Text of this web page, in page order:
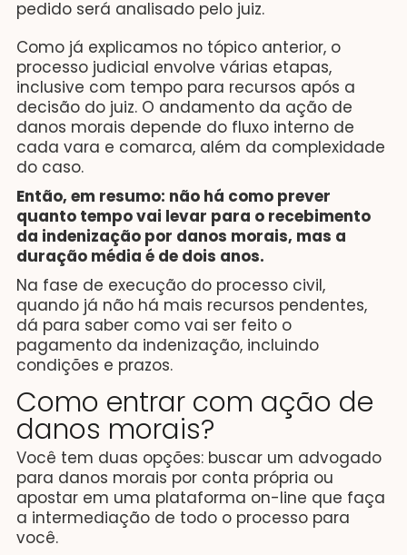
pedido será analisado pelo juiz.
Como já explicamos no tópico anterior, o
processo judicial envolve várias etapas,
inclusive com tempo para recursos após a
decisão do juiz. O andamento da ação de
danos morais depende do fluxo interno de
cada vara e comarca, além da complexidade
do caso.
Então, em resumo: não há como prever
quanto tempo vai levar para o recebimento
da indenização por danos morais, mas a
duração média é de dois anos.
Na fase de execução do processo civil,
quando já não há mais recursos pendentes,
dá para saber como vai ser feito o
pagamento da indenização, incluindo
condições e prazos.
Como entrar com ação de
danos morais?
Você tem duas opções: buscar um advogado
para danos morais por conta própria ou
apostar em uma plataforma on-line que faça
a intermediação de todo o processo para
você.